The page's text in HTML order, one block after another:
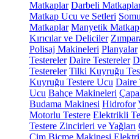
Matkaplar Darbeli
Matkap Ucu ve Setleri
Matkaplar Manyetik Matkap
Kırıcılar ve Deliciler
Polisaj Makineleri Planyalar
Testereler Daire Testereler
Testereler Tilki Kuyruğu
Kuyruğu Testere Ucu Daire
Ucu Bahçe Makineleri
Budama Makinesi Hidrofor
Motorlu Testere Elektrikli
Testere Zincirleri ve Yağları
Çim Biçme Makinesi